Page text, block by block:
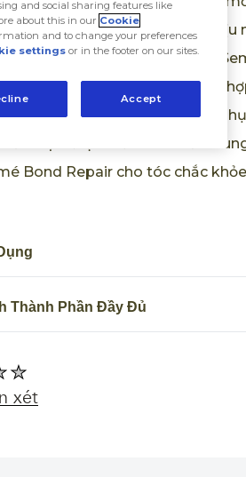
Bond Repair giúp gội sạch dịu
rụng. Dòng sản phẩm
độc quyền PeptideBond+, kết
cùng công nghệ tiên tiến giúp
từ nhiệt & tạo kiểu hóa chất.
Bond Repair cho tóc chắc
Thành Phần Đầy Đủ
xét
and social sharing features like
about this in our Cookie
and to change your preferences
settings or in the footer on our sites.
Accept